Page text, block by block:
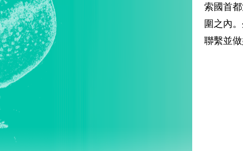
索國首
圍之內
聯繫並